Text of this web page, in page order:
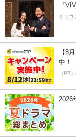
『
オリコ
【8
中！
（PR
2026